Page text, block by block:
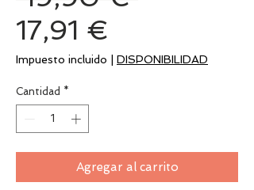
17,91 €
de
Impuesto incluido DISPONIBILIDAD
Cantidad *
Agregar al carrito